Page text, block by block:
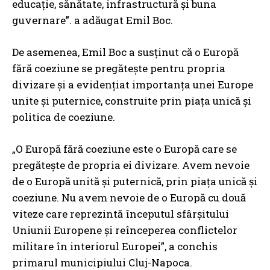
educație, sănătate, infrastructură și buna
guvernare”. a adăugat Emil Boc.
De asemenea, Emil Boc a susținut că o Europă
fără coeziune se pregătește pentru propria
divizare și a evidențiat importanța unei Europe
unite și puternice, construite prin piața unică și
politica de coeziune.
„O Europă fără coeziune este o Europă care se
pregătește de propria ei divizare. Avem nevoie
de o Europă unită și puternică, prin piața unică și
coeziune. Nu avem nevoie de o Europă cu două
viteze care reprezintă începutul sfârșitului
Uniunii Europene și reînceperea conflictelor
militare în interiorul Europei”, a conchis
primarul municipiului Cluj-Napoca.